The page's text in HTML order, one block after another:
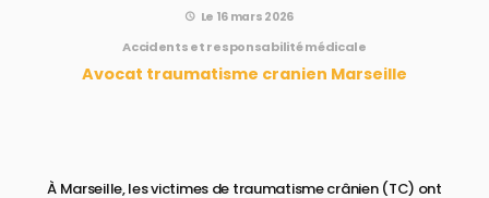
Le 16 mars 2026
Accidents et responsabilité médicale
Avocat traumatisme cranien Marseille​
À Marseille, les victimes de traumatisme crânien (TC) ont